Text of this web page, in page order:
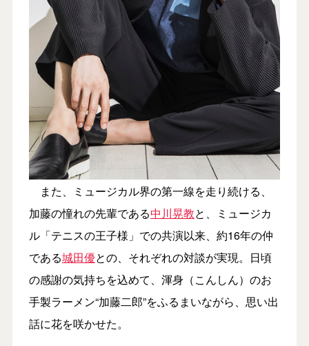
また、ミュージカル界の第一線を走り続ける、
加藤の憧れの先輩である中川晃教と、ミュージカ
ル「テニスの王子様」での共演以来、約16年の仲
である城田優との、それぞれの対談が実現。日頃
の感謝の気持ちを込めて、渾身（こんしん）のお
手製ラーメン“加藤二郎”をふるまいながら、思い出
話に花を咲かせた。